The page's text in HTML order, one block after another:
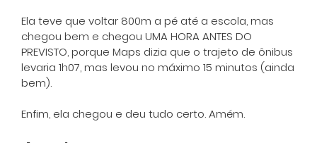
Ela teve que voltar 800m a pé até a escola, mas
chegou bem e chegou UMA HORA ANTES DO
PREVISTO, porque Maps dizia que o trajeto de ônibus
levaria 1h07, mas levou no máximo 15 minutos (ainda
bem).
Enfim, ela chegou e deu tudo certo. Amém.